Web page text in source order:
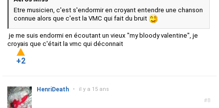
Etre musicien, c'est s'endormir en croyant entendre une chanson
connue alors que c'est la VMC qui fait du bruit
je me suis endormi en écoutant un vieux "my bloody valentine", je
croyais que c'était la vmc qui déconnait
+2
#8
HenriDeath • il y a 15 ans